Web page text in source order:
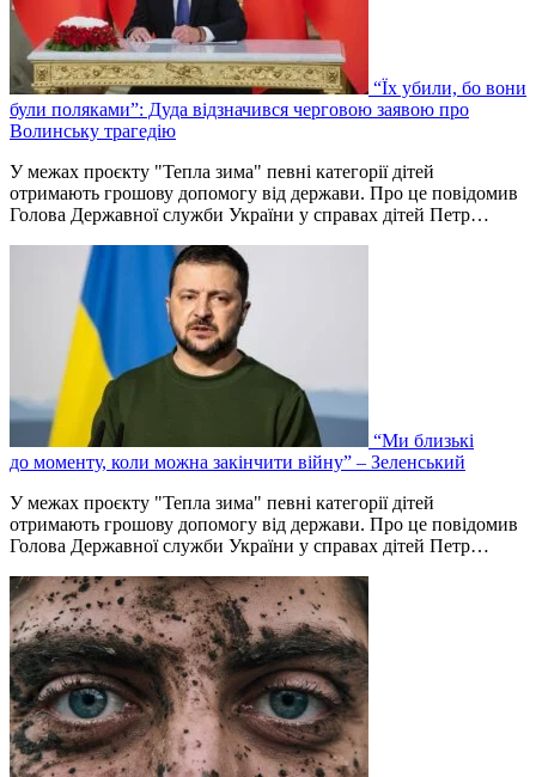
“Їх убили, бо вони
були поляками”: Дуда відзначився черговою заявою про
Волинську трагедію
У межах проєкту "Тепла зима" певні категорії дітей
отримають грошову допомогу від держави. Про це повідомив
Голова Державної служби України у справах дітей Петр…
“Ми близькі
до моменту, коли можна закінчити війну” – Зеленський
У межах проєкту "Тепла зима" певні категорії дітей
отримають грошову допомогу від держави. Про це повідомив
Голова Державної служби України у справах дітей Петр…